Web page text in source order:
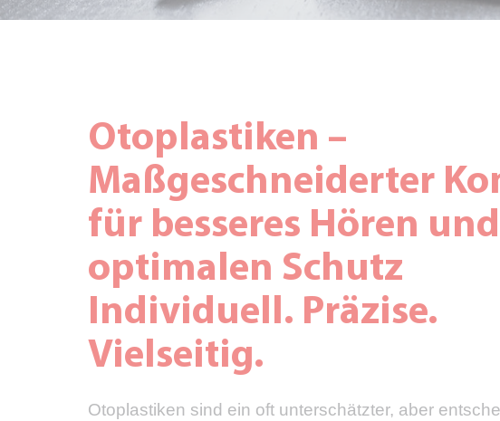
Otoplastiken –
Maßgeschneiderter
für besseres Hören und
optimalen Schutz
Individuell. Präzise.
Vielseitig.
Otoplastiken sind ein oft unterschätzter, aber